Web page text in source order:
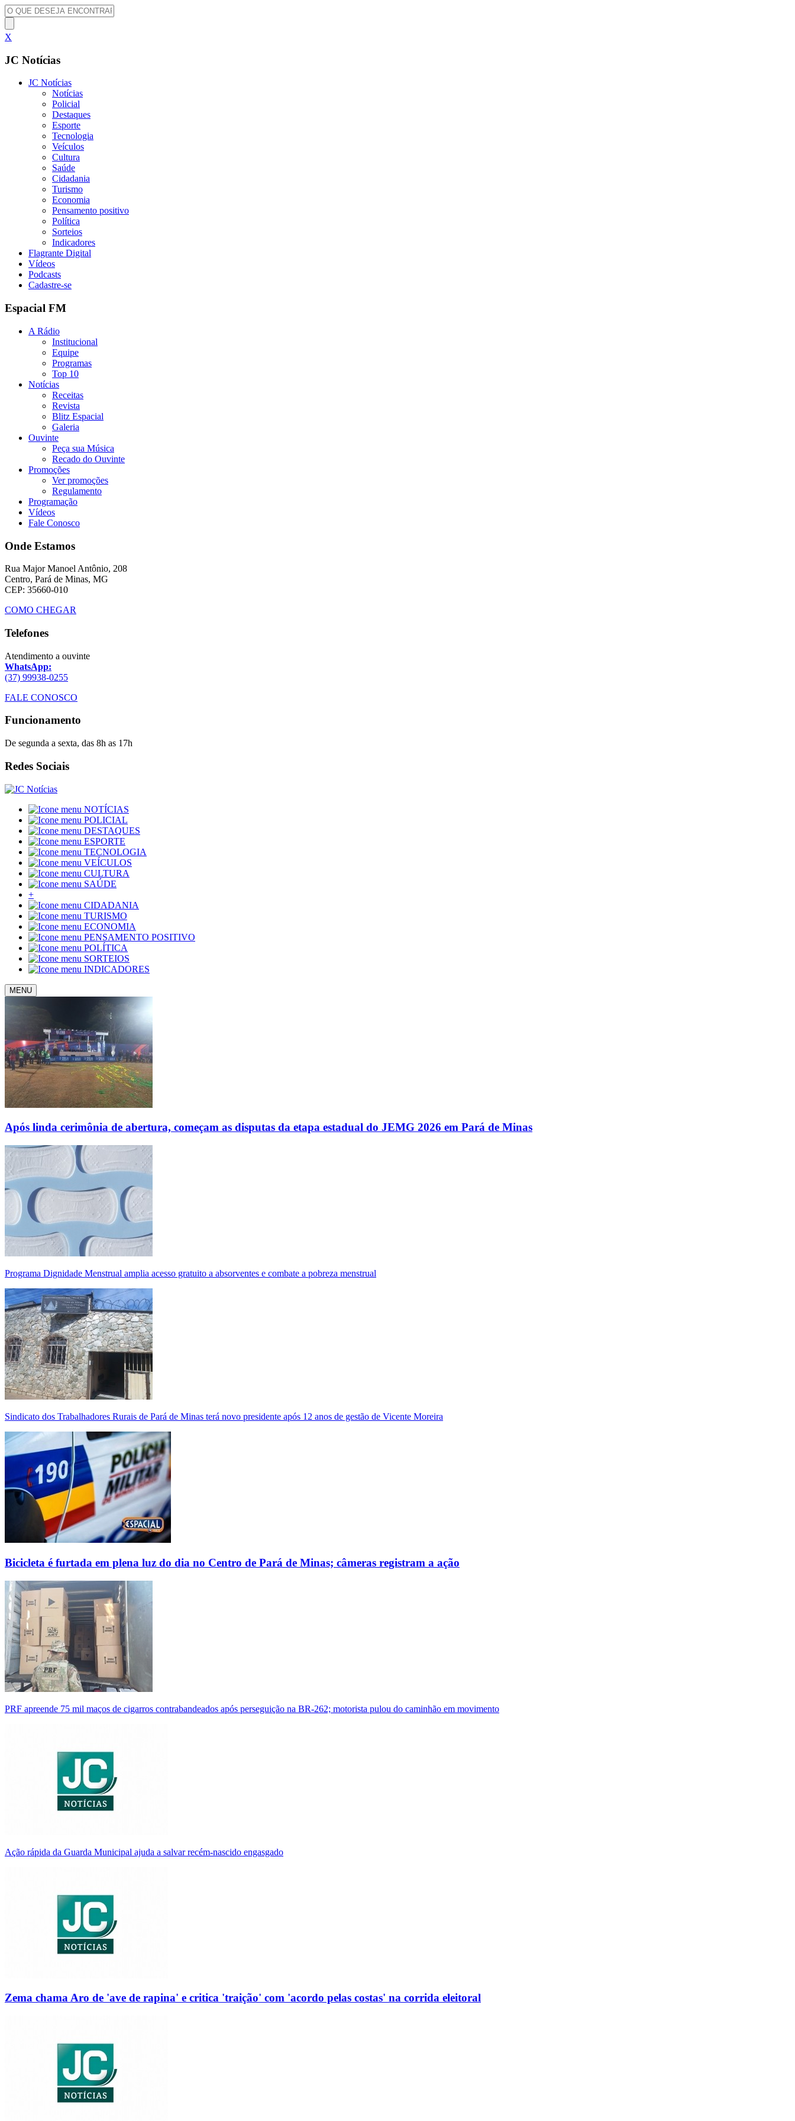
X
JC Notícias
JC Notícias
Notícias
Policial
Destaques
Esporte
Tecnologia
Veículos
Cultura
Saúde
Cidadania
Turismo
Economia
Pensamento positivo
Política
Sorteios
Indicadores
Flagrante Digital
Vídeos
Podcasts
Cadastre-se
Espacial FM
A Rádio
Institucional
Equipe
Programas
Top 10
Notícias
Receitas
Revista
Blitz Espacial
Galeria
Ouvinte
Peça sua Música
Recado do Ouvinte
Promoções
Ver promoções
Regulamento
Programação
Vídeos
Fale Conosco
Onde Estamos
Rua Major Manoel Antônio, 208
Centro, Pará de Minas, MG
CEP: 35660-010
COMO CHEGAR
Telefones
Atendimento a ouvinte
WhatsApp:
(37) 99938-0255
FALE CONOSCO
Funcionamento
De segunda a sexta, das 8h as 17h
Redes Sociais
NOTÍCIAS
POLICIAL
DESTAQUES
ESPORTE
TECNOLOGIA
VEÍCULOS
CULTURA
SAÚDE
+
CIDADANIA
TURISMO
ECONOMIA
PENSAMENTO POSITIVO
POLÍTICA
SORTEIOS
INDICADORES
MENU
Após linda cerimônia de abertura, começam as disputas da etapa estadual do JEMG 2026 em Pará de Minas
Programa Dignidade Menstrual amplia acesso gratuito a absorventes e combate a pobreza menstrual
Sindicato dos Trabalhadores Rurais de Pará de Minas terá novo presidente após 12 anos de gestão de Vicente Moreira
Bicicleta é furtada em plena luz do dia no Centro de Pará de Minas; câmeras registram a ação
PRF apreende 75 mil maços de cigarros contrabandeados após perseguição na BR-262; motorista pulou do caminhão em movimento
Ação rápida da Guarda Municipal ajuda a salvar recém-nascido engasgado
Zema chama Aro de 'ave de rapina' e critica 'traição' com 'acordo pelas costas' na corrida eleitoral